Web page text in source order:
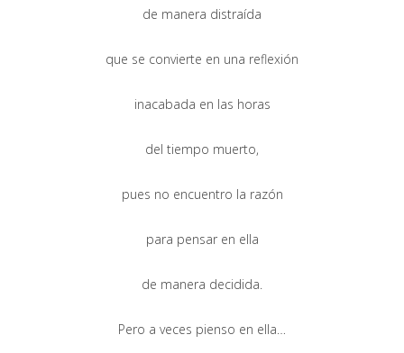
de manera distraída
que se convierte en una reflexión
inacabada en las horas
del tiempo muerto,
pues no encuentro la razón
para pensar en ella
de manera decidida.
Pero a veces pienso en ella…